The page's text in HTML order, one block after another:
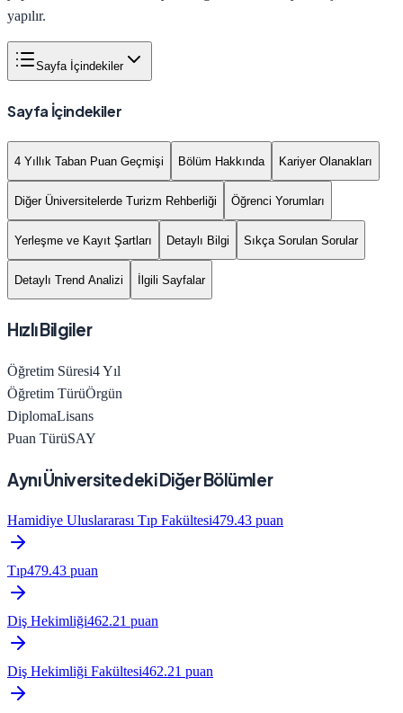
yapılır.
Sayfa İçindekiler
Sayfa İçindekiler
4 Yıllık Taban Puan Geçmişi Bölüm Hakkında Kariyer Olanakları
Diğer Üniversitelerde Turizm Rehberliği Öğrenci Yorumları
Yerleşme ve Kayıt Şartları Detaylı Bilgi Sıkça Sorulan Sorular
Detaylı Trend Analizi İlgili Sayfalar
Hızlı Bilgiler
Öğretim Süresi4Yıl
Öğretim TürüÖrgün
DiplomaLisans
Puan TürüSAY
Aynı Üniversitedeki Diğer Bölümler
Hamidiye Uluslararası Tıp Fakültesi479.43 puan
Tıp479.43 puan
Diş Hekimliği462.21 puan
Diş Hekimliği Fakültesi462.21 puan